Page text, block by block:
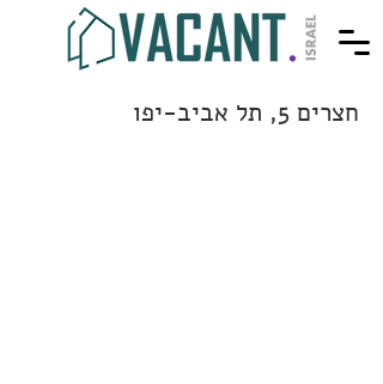
חצרים 5, תל אביב-יפו